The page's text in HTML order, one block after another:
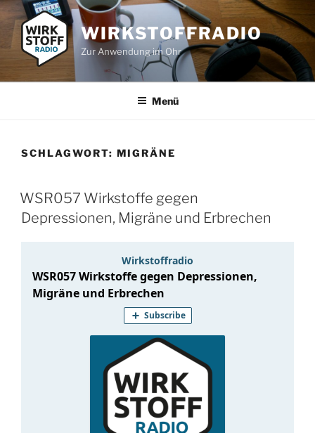
Zum
Inhalt
springen
WIRKSTOFFRADIO
Zur Anwendung im Ohr
Menü
SCHLAGWORT: MIGRÄNE
WSR057 Wirkstoffe gegen
Depressionen, Migräne und Erbrechen